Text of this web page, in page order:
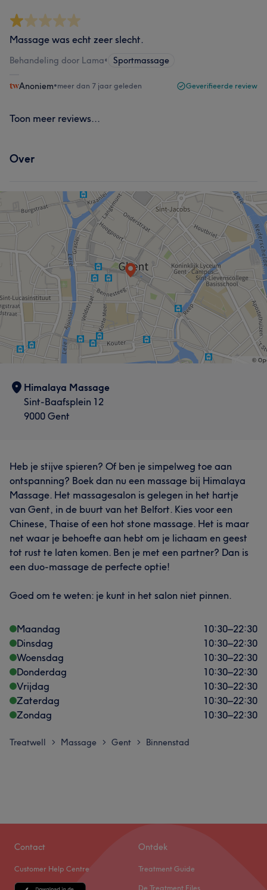
Massage was echt zeer slecht.
Behandeling door Lama• Sportmassage
Anoniem•meer dan 7 jaar geleden Geverifieerde review
Toon meer reviews...
Over
Himalaya Massage
Sint-Baafsplein 12
9000 Gent
Heb je stijve spieren? Of ben je simpelweg toe aan
ontspanning? Boek dan nu een massage bij Himalaya
Massage. Het massagesalon is gelegen in het hartje
van Gent, in de buurt van het Belfort. Kies voor een
Chinese, Thaise of een hot stone massage. Het is maar
net waar je behoefte aan hebt om je lichaam en geest
tot rust te laten komen. Ben je met een partner? Dan is
een duo-massage de perfecte optie!
Goed om te weten: je kunt in het salon niet pinnen.
Maandag 10:30–22:30
Dinsdag
10:30–22:30
Woensdag
10:30–22:30
Donderdag
10:30–22:30
Vrijdag
10:30–22:30
Zaterdag
10:30–22:30
Zondag
10:30–22:30
Treatwell > Massage > Gent > Binnenstad
Contact
Customer Help Centre
Ontdek
Treatment Guide
De Treatment Files